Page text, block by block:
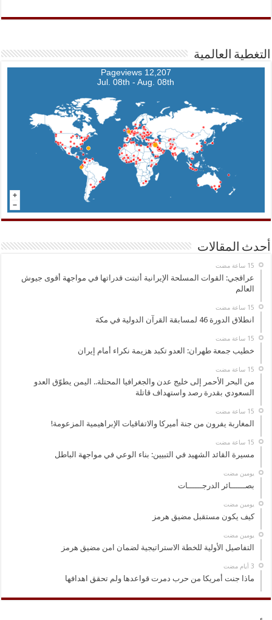
التغطية العالمية
12,207 Pageviews
Jul. 08th - Aug. 08th
أحدث المقالات
عراقجي: القوات المسلحة الإيرانية أثبتت قدراتها في مواجهة أقوى جيوش
العالم
انطلاق الدورة 46 لمسابقة القرآن الدولية في مكة
خطيب جمعة طهران: العدو تكبد هزيمة نكراء أمام إيران
من البحر الأحمر إلى خليج عدن والجغرافيا المحتلة.. اليمن يطوّق العدو
السعودي بقدرة رصد واستهداف قاتلة
المغاربة يفرون من جنة أميركا والاتفاقيات الإبراهيمية المزعومة!
مسيرة القائد الشهيد في التبيين: بناء الوعي في مواجهة الباطل
‏يومين مضت
بصــــــائر الدرجــــــات
‏يومين مضت
كيف يكون مستقبل مضيق هرمز
‏يومين مضت
التفاصيل الأولية للخطة الاستراتيجية لضمان امن مضيق هرمز
ماذا جنت أمريكا من حرب دمرت قواعدها ولم تحقق اهدافها